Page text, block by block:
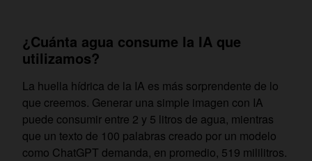
¿Cuánta agua consume la IA que
utilizamos?
La huella hídrica de la IA es más sorprendente de lo
que creemos. Generar una simple imagen con IA
puede consumir entre 2 y 5 litros de agua, mientras
que un texto de 100 palabras creado por un modelo
como ChatGPT demanda, en promedio, 519 mililitros.